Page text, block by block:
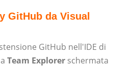
GitHub da Visual
GitHub nell'IDE di
Team Explorer schermata